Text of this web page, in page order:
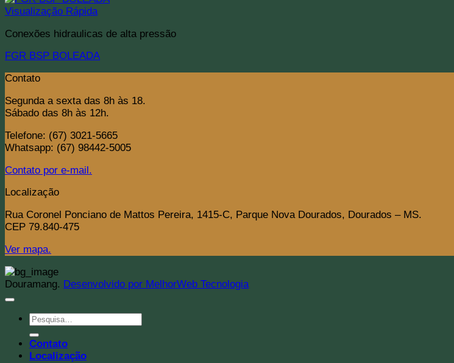
Visualização Rápida
Conexões hidraulicas de alta pressão
FGR BSP BOLEADA
Contato
Segunda a sexta das 8h às 18.
Sábado das 8h às 12h.
Telefone: (67) 3021-5665
Whatsapp: (67) 98442-5005
Contato por e-mail.
Localização
Rua Coronel Ponciano de Mattos Pereira, 1415-C, Parque Nova Dourados, Dourados – MS.
CEP 79.840-475
Ver mapa.
Douramang. Desenvolvido por MelhorWeb Tecnologia
Pesquisar
Contato
Localização